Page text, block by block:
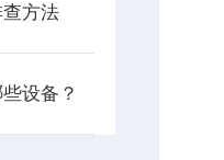
方法
设备？